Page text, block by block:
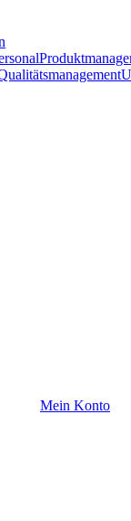
Mein Konto